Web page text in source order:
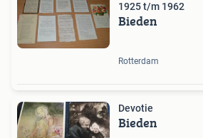
1925 t/m 1962
Bieden
Rotterdam
Devotie
Bieden